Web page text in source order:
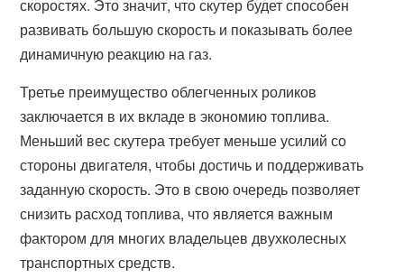
скоростях. Это значит, что скутер будет способен
развивать большую скорость и показывать более
динамичную реакцию на газ.
Третье преимущество облегченных роликов
заключается в их вкладе в экономию топлива.
Меньший вес скутера требует меньше усилий со
стороны двигателя, чтобы достичь и поддерживать
заданную скорость. Это в свою очередь позволяет
снизить расход топлива, что является важным
фактором для многих владельцев двухколесных
транспортных средств.